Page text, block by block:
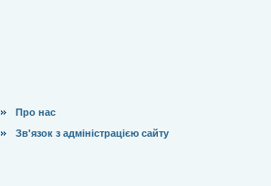
Про нас
Зв'язок з адміністрацією сайту